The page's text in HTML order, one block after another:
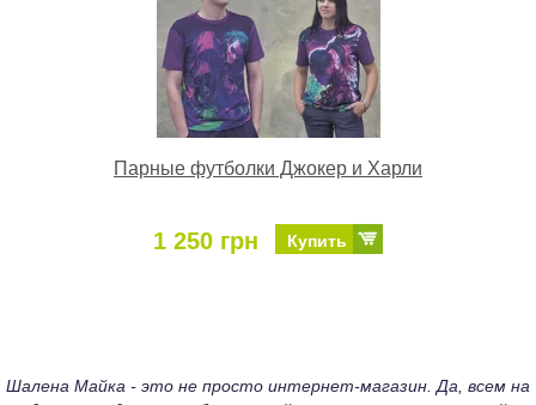
Парные футболки Джокер и Харли
1 250 грн Купить
Шалена Майка - это не просто интернет-магазин. Да, всем на